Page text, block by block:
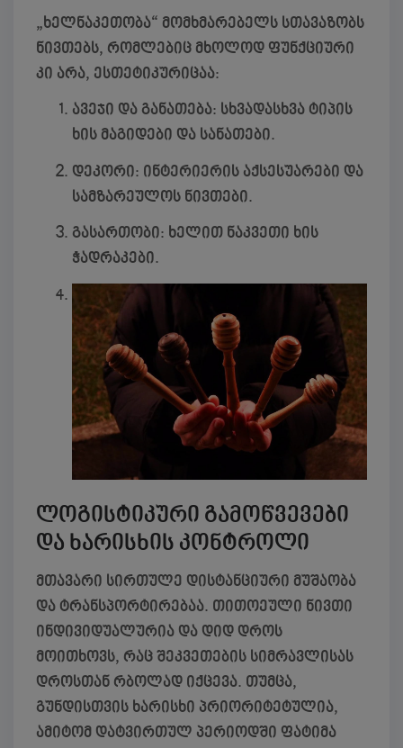
„ხელნაკეთობა“ მომხმარებელს სთავაზობს
ნივთებს, რომლებიც მხოლოდ ფუნქციური
კი არა, ესთეტიკურიცაა:
ავეჯი და განათება: სხვადასხვა ტიპის
ხის მაგიდები და სანათები.
დეკორი: ინტერიერის აქსესუარები და
სამზარეულოს ნივთები.
გასართობი: ხელით ნაკვეთი ხის
ჭადრაკები.
ლოგისტიკური გამოწვევები
და ხარისხის კონტროლი
მთავარი სირთულე დისტანციური მუშაობა
და ტრანსპორტირებაა. თითოეული ნივთი
ინდივიდუალურია და დიდ დროს
მოითხოვს, რაც შეკვეთების სიმრავლისას
დროსთან რბოლად იქცევა. თუმცა,
გუნდისთვის ხარისხი პრიორიტეტულია,
ამიტომ დატვირთულ პერიოდში ფატიმა